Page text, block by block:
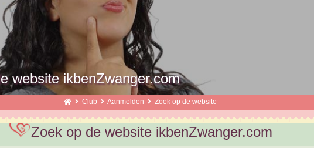
website ikbenZwanger.com
Club Aanmelden Zoek op de website
Zoek op de website ikbenZwanger.com